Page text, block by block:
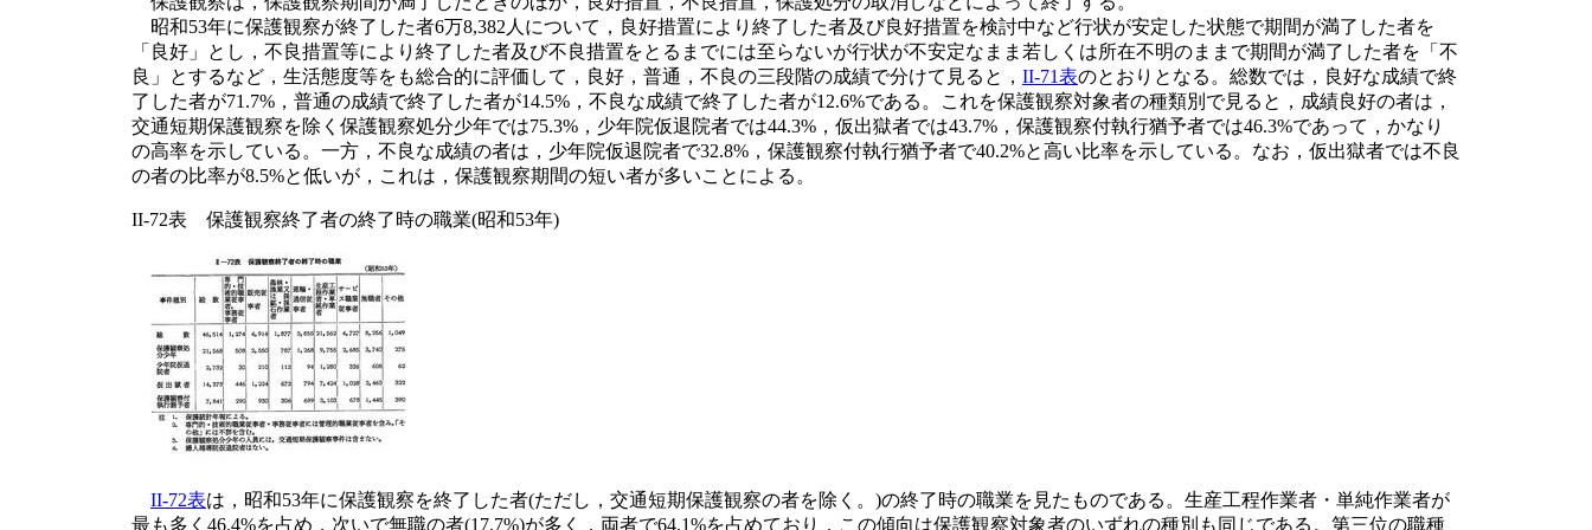
昭和53年に保護観察が終了した者6万8,382人について，良好措置により終了した者及び良好措置を検討中など行状が安定した状態で期間が満了した者を
「良好」とし，不良措置等により終了した者及び不良措置をとるまでには至らないが行状が不安定なまま若しくは所在不明のままで期間が満了した者を「不
良」とするなど，生活態度等をも総合的に評価して，良好，普通，不良の三段階の成績で分けて見ると， II-71表のとおりとなる。総数では，良好な成績で終
了した者が71.7%，普通の成績で終了した者が14.5%，不良な成績で終了した者が12.6%である。これを保護観察対象者の種類別で見ると，成績良好の者は，
交通短期保護観察を除く保護観察処分少年では75.3%，少年院仮退院者では44.3%，仮出獄者では43.7%，保護観察付執行猶予者では46.3%であって，かなり
の高率を示している。一方，不良な成績の者は，少年院仮退院者で32.8%，保護観察付執行猶予者で40.2%と高い比率を示している。なお，仮出獄者では不良
の者の比率が8.5%と低いが，これは，保護観察期間の短い者が多いことによる。
II-72表 保護観察終了者の終了時の職業(昭和53年)
II-72表は，昭和53年に保護観察を終了した者(ただし，交通短期保護観察の者を除く。)の終了時の職業を見たものである。生産工程作業者・単純作業者が
最も多く46.4%を占め，次いで無職の者(17.7%)が多く，両者で64.1%を占めており，この傾向は保護観察対象者のいずれの種別も同じである。第三位の職種